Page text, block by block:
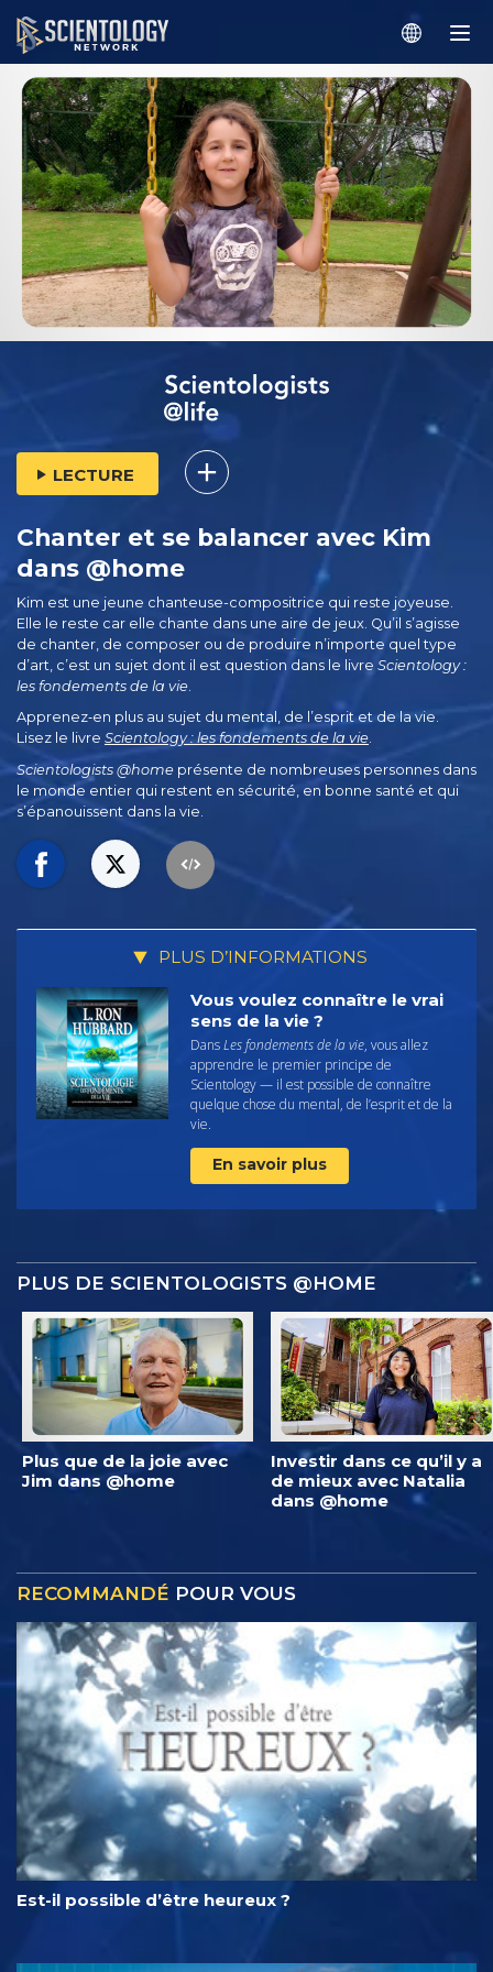
LECTURE
Chanter et se balancer avec Kim
dans @home
Kim est une jeune chanteuse-compositrice qui reste joyeuse.
Elle le reste car elle chante dans une aire de jeux. Qu’il s’agisse
de chanter, de composer ou de produire n’importe quel type
d’art, c’est un sujet dont il est question dans le livre Scientology :
les fondements de la vie
Apprenez‑en plus au sujet du mental, de l’esprit et de la vie.
Lisez le livre Scientology : les fondements de la vie.
Scientologists @home présente de nombreuses personnes dans
le monde entier qui restent en sécurité, en bonne santé et qui
s’épanouissent dans la vie.
PLUS D’INFORMATIONS
Vous voulez connaître le vrai
sens de la vie ?
DansLes fondements de la vie, vous allez
apprendre le premier principe de
Scientology — il est possible de connaître
quelque chose du mental, de l’esprit et de la
vie.
En savoir plus
PLUS DE SCIENTOLOGISTS @HOME
Plus que de la joie avec
Jim dans @home
Investir dans ce qu’il y a
de mieux avec Natalia
dans @home
RECOMMANDÉ POUR VOUS
Est-il possible d’être heureux ?